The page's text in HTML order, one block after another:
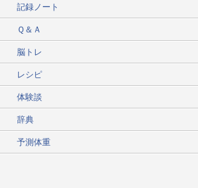
記録ノート
Ｑ＆Ａ
脳トレ
レシピ
体験談
辞典
予測体重